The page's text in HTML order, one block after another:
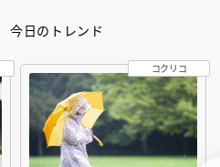
今日のトレンド
コクリコ